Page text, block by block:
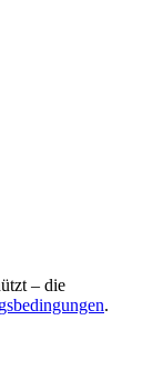
– die
.